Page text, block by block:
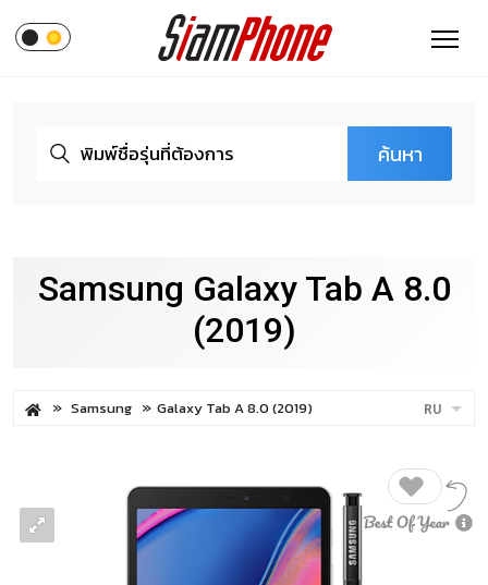
ค้นหา
Samsung Galaxy Tab A 8.0
(2019)
Samsung Galaxy Tab A 8.0 (2019) RU